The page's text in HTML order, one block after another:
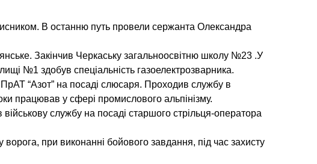
В останню путь провели сержанта Олександра
Закінчив Черкаську загальноосвітню школу №23 .У
№1 здобув спеціальність газоелектрозварника.
“Азот” на посаді слюсаря. Проходив службу в
працював у сфері промислового альпінізму.
службу на посаді старшого стрільця-оператора
ворога, при виконанні бойового завдання, під час захисту